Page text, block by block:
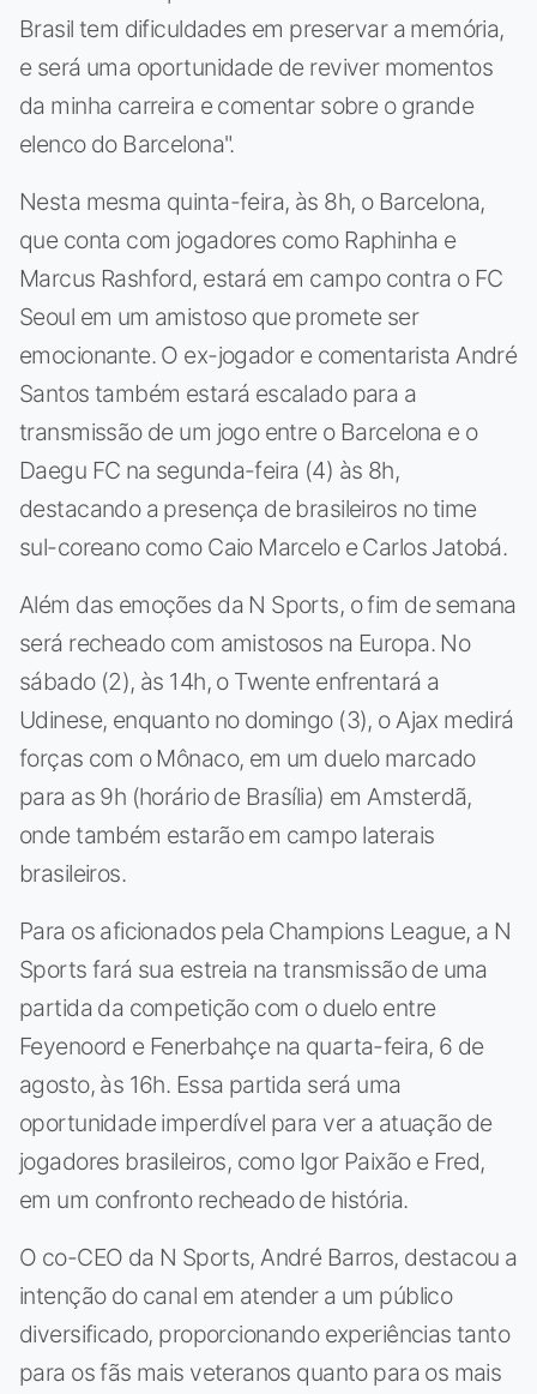
Brasil tem dificuldades em preservar a memória,
e será uma oportunidade de reviver momentos
da minha carreira e comentar sobre o grande
elenco do Barcelona".
Nesta mesma quinta-feira, às 8h, o Barcelona,
que conta com jogadores como Raphinha e
Marcus Rashford, estará em campo contra o FC
Seoul em um amistoso que promete ser
emocionante. O ex-jogador e comentarista André
Santos também estará escalado para a
transmissão de um jogo entre o Barcelona e o
Daegu FC na segunda-feira (4) às 8h,
destacando a presença de brasileiros no time
sul-coreano como Caio Marcelo e Carlos Jatobá.
Além das emoções da N Sports, o fim de semana
será recheado com amistosos na Europa. No
sábado (2), às 14h, o Twente enfrentará a
Udinese, enquanto no domingo (3), o Ajax medirá
forças com o Mônaco, em um duelo marcado
para as 9h (horário de Brasília) em Amsterdã,
onde também estarão em campo laterais
brasileiros.
Para os aficionados pela Champions League, a N
Sports fará sua estreia na transmissão de uma
partida da competição com o duelo entre
Feyenoord e Fenerbahçe na quarta-feira, 6 de
agosto, às 16h. Essa partida será uma
oportunidade imperdível para ver a atuação de
jogadores brasileiros, como Igor Paixão e Fred,
em um confronto recheado de história.
O co-CEO da N Sports, André Barros, destacou a
intenção do canal em atender a um público
diversificado, proporcionando experiências tanto
para os fãs mais veteranos quanto para os mais